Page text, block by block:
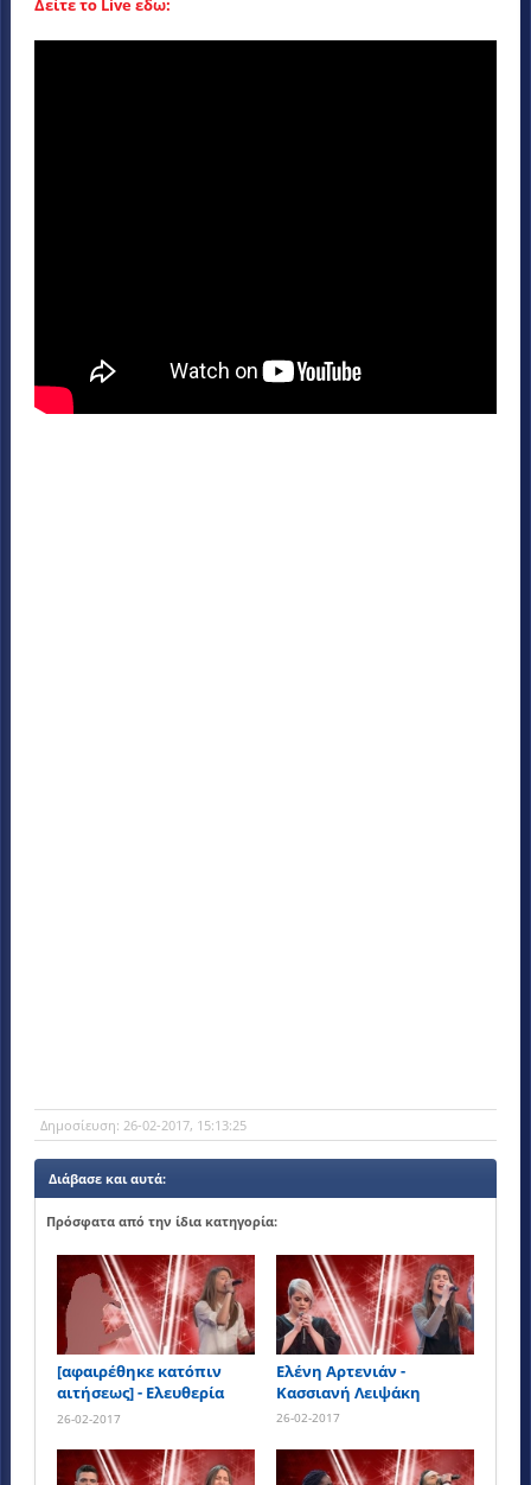
Δείτε το Live εδω:
Δημοσίευση: 26-02-2017, 15:13:25
Διάβασε και αυτά:
Πρόσφατα από την ίδια κατηγορία:
[αφαιρέθηκε κατόπιν
αιτήσεως] - Ελευθερία
Παπαμιχαήλ
26-02-2017
Ελένη Αρτενιάν -
Κασσιανή Λειψάκη
26-02-2017